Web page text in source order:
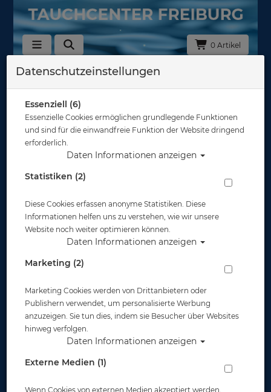
0 Artikel
Zurück
Scubapro - Hydros Cargo Thigh Pocket -
Oberschenkeltasche
Datenschutzeinstellungen
Essenziell (6)
Essenzielle Cookies ermöglichen grundlegende Funktionen
und sind für die einwandfreie Funktion der Website dringend
erforderlich.
Daten Informationen anzeigen
Statistiken (2)
Diese Cookies erfassen anonyme Statistiken. Diese
Informationen helfen uns zu verstehen, wie wir unsere
Website noch weiter optimieren können.
Daten Informationen anzeigen
Marketing (2)
Marketing Cookies werden von Drittanbietern oder
Publishern verwendet, um personalisierte Werbung
anzuzeigen. Sie tun dies, indem sie Besucher über Websites
hinweg verfolgen.
Daten Informationen anzeigen
Externe Medien (1)
Wenn Cookies von externen Medien akzeptiert werden,